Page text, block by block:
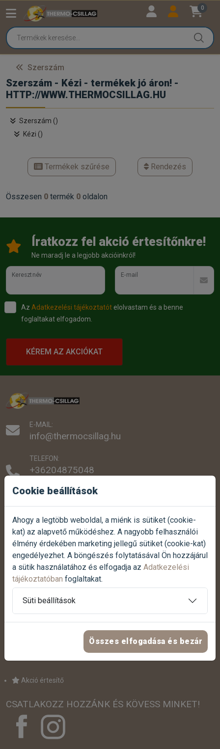
0
Szerszám
Szerszám - Kézi - termékek jó áron! -
HTTP://WWW.THERMOCSILLAG.HU
Szerszám ()
Kézi ()
Termékek szűrése Rendezés
Összesen 0 termék 0 oldalon
Íratkozz fel akció értesítőnkre!
Ne maradj le a legjobb akcióinkról!
Keresztnév E-mail
Az Adatkezelési tájékoztatót elolvastam és a benne
foglaltakat elfogadom.
KÉREM AZ AKCIÓKAT
E-MAIL:
info@thermocsillag.hu
TELEFON:
+36204875048
SZEMÉLYES ÁTVÉTEL:
1038 Budapest, Szentendrei út 307.
NYITVATARTÁS:
Hétfőtől-péntekig:07:00 - 17:00
Szombaton:
07:30 - 12:00
Vasárnap:Zárva
Termék reklamáció bejelentése
Panasz bejelentése
Akció értesítő
CSATLAKOZZ HOZZÁNK ÉS KÖVESS MINKET!
Cookie beállítások
Ahogy a legtöbb weboldal, a miénk is sütiket (cookie-
kat) az alapvető működéshez. A nagyobb felhasználói
élmény érdekében marketing jellegű sütiket (cookie-kat)
engedélyezhet. A böngészés folytatásával Ön hozzájárul
a sütik használatához és elfogadja az Adatkezelési
tájékoztatóban foglaltakat.
Süti beállítások
Összes elfogadása és bezár